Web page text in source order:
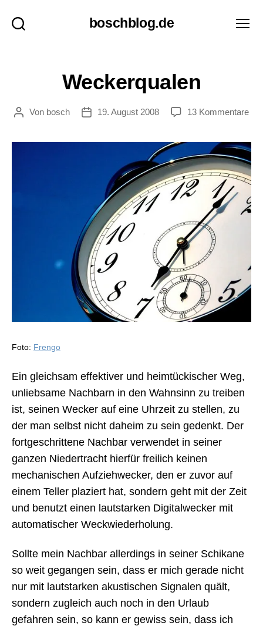
boschblog.de
Kategorien
R
A
Weckerqualen
Beitragsautor
Von bosch Veröffentlichungsdatum
19. August 2008 13 Kommentarezu
Foto: Frengo
Ein gleichsam effektiver und heimtückischer Weg,
unliebsame Nachbarn in den Wahnsinn zu treiben
ist, seinen Wecker auf eine Uhrzeit zu stellen, zu
der man selbst nicht daheim zu sein gedenkt. Der
fortgeschrittene Nachbar verwendet in seiner
ganzen Niedertracht hierfür freilich keinen
mechanischen Aufziehwecker, den er zuvor auf
einem Teller plaziert hat, sondern geht mit der Zeit
und benutzt einen lautstarken Digitalwecker mit
automatischer Weckwiederholung.
Sollte mein Nachbar allerdings in seiner Schikane
so weit gegangen sein, dass er mich gerade nicht
nur mit lautstarken akustischen Signalen quält,
sondern zugleich auch noch in den Urlaub
gefahren sein, so kann er gewiss sein, dass ich